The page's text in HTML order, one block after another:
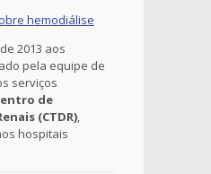
hemodiálise
2013 aos
pela equipe de
serviços
de
(CTDR),
hospitais